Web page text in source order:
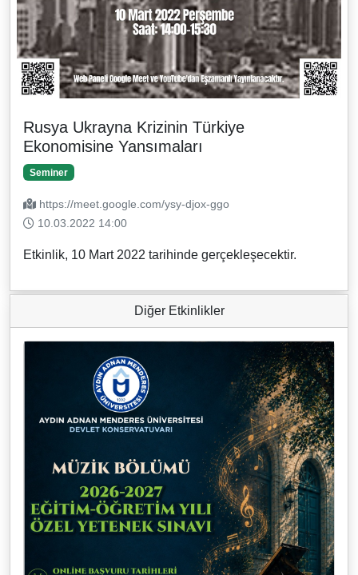
Rusya Ukrayna Krizinin Türkiye
Ekonomisine Yansımaları
Seminer
https://meet.google.com/ysy-djox-ggo
10.03.2022 14:00
Etkinlik, 10 Mart 2022 tarihinde gerçekleşecektir.
Diğer Etkinlikler